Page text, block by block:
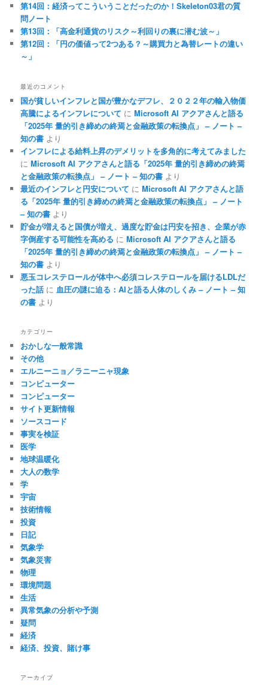
第14回：経済ってこういうことだったのか！Skeleton03君の質
問ノート
第13回：「高金利通貨のリスク～利回りの裏に潜む波～」
第12回：「円の価値って2つある？～購買力と為替レートの違い
～」
最近のコメント
国が貧しいインフレと国が豊かなデフレ、２０２２年の輸入物価
高騰によるインフレについて にMicrosoft AI アクアさんと語る
「2025年 量的引き締めの終焉と金融政策の転換点」 – ノート –
知の書 より
インフレによる給料上昇のデメリットを多角的に考えてみました
にMicrosoft AI アクアさんと語る「2025年 量的引き締めの終焉
と金融政策の転換点」 – ノート – 知の書 より
最近のインフレと円安について にMicrosoft AI アクアさんと語
る「2025年 量的引き締めの終焉と金融政策の転換点」 – ノート
– 知の書 より
貯金が増えると国債が増え、過度な貯金は円安を招き、企業が赤
字倒産する可能性を高める にMicrosoft AI アクアさんと語る
「2025年 量的引き締めの終焉と金融政策の転換点」 – ノート –
知の書 より
悪玉コレステロールが体中へ必須コレステロールを届けるLDLだ
った話 に 血圧の謎に迫る：AIと語る人体のしくみ – ノート – 知
の書 より
カテゴリー
おかしな一般常識
その他
エルニーニョ／ラニーニャ現象
コンピューター
コンピューター
サイト更新情報
ソースコード
事実を検証
医学
地球温暖化
大人の数学
学
宇宙
技術情報
投資
日記
気象学
気象災害
物理
環境問題
生活
異常気象の分析や予測
疑問
経済
経済、投資、賭け事
アーカイブ